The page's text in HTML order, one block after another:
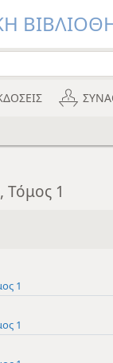
Τόμος 1
1
1